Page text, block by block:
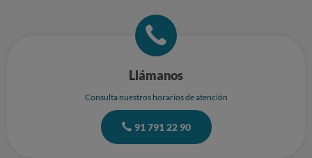
Llámanos
Consulta nuestros horarios de atención
91 791 22 90